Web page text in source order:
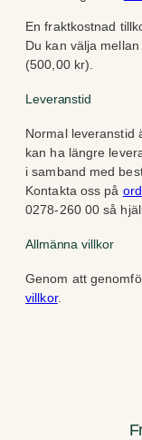
En fraktkostnad
Du kan välja
(500,00 kr).
Leveranstid
Normal leveranstid
kan ha längre
i samband med
Kontakta oss på
0278-260 00 så
Allmänna villkor
Genom att
villkor.